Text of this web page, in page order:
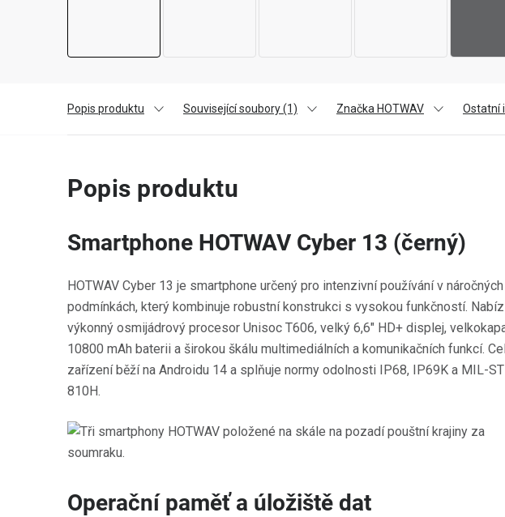
Popis produktu Související soubory (1) Značka HOTWAV Ostatní
Popis produktu
Smartphone HOTWAV Cyber 13 (černý)
HOTWAV Cyber 13 je smartphone určený pro intenzivní používání v náročných
podmínkách, který kombinuje robustní konstrukci s vysokou funkčností.
výkonný osmijádrový procesor Unisoc T606, velký 6,6" HD+ displej,
10800 mAh baterii a širokou škálu multimediálních a komunikačních funkcí.
zařízení běží na Androidu 14 a splňuje normy odolnosti IP68, IP69K a MIL-
810H.
Operační paměť a úložiště dat